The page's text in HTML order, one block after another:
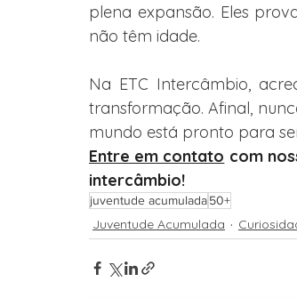
plena expansão. Eles
não têm idade.
Na ETC Intercâmbio,
transformação. Afinal,
mundo está pronto para
Entre em contato com
intercâmbio!
juventude acumulada50+
Juventude Acumulada